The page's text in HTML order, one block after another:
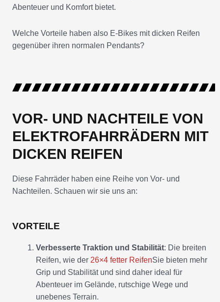
Abenteuer und Komfort bietet.
Welche Vorteile haben also E-Bikes mit dicken Reifen
gegenüber ihren normalen Pendants?
VOR- UND NACHTEILE VON
ELEKTROFAHRRÄDERN MIT
DICKEN REIFEN
Diese Fahrräder haben eine Reihe von Vor- und
Nachteilen. Schauen wir sie uns an:
VORTEILE
Verbesserte Traktion und Stabilität: Die breiten
Reifen, wie der 26×4 fetter ReifenSie bieten mehr
Grip und Stabilität und sind daher ideal für
Abenteuer im Gelände, rutschige Wege und
unebenes Terrain.